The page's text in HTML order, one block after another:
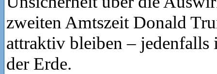
zweiten Amtszeit Donald
attraktiv bleiben – jedenfalls
der Erde.